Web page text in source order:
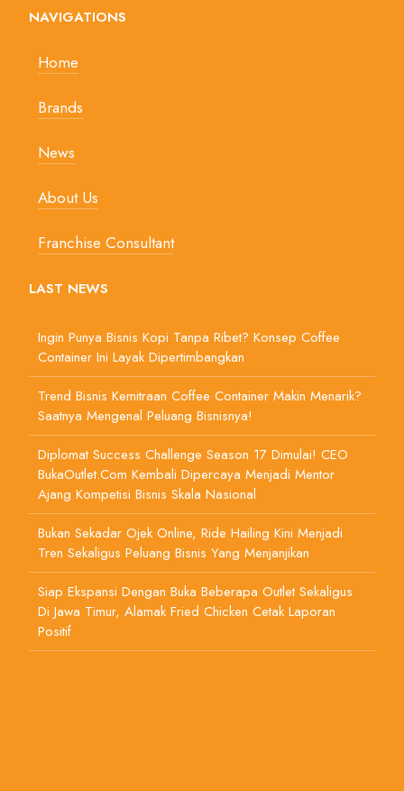
NAVIGATIONS
Home
Brands
News
About Us
Franchise Consultant
LAST NEWS
Ingin Punya Bisnis Kopi Tanpa Ribet? Konsep Coffee
Container Ini Layak Dipertimbangkan
Trend Bisnis Kemitraan Coffee Container Makin Menarik?
Saatnya Mengenal Peluang Bisnisnya!
Diplomat Success Challenge Season 17 Dimulai! CEO
BukaOutlet.com Kembali Dipercaya Menjadi Mentor
Ajang Kompetisi Bisnis Skala Nasional
Bukan Sekadar Ojek Online, Ride Hailing Kini Menjadi
Tren Sekaligus Peluang Bisnis Yang Menjanjikan
Siap Ekspansi Dengan Buka Beberapa Outlet Sekaligus
Di Jawa Timur, Alamak Fried Chicken Cetak Laporan
Positif